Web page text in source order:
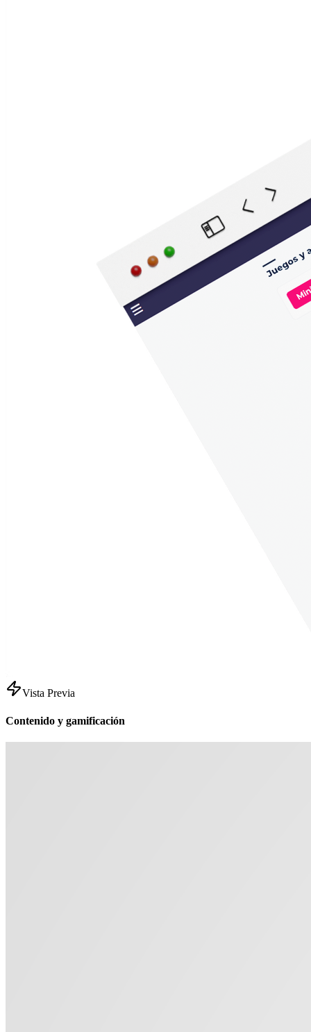
Vista Previa
Contenido y gamificación